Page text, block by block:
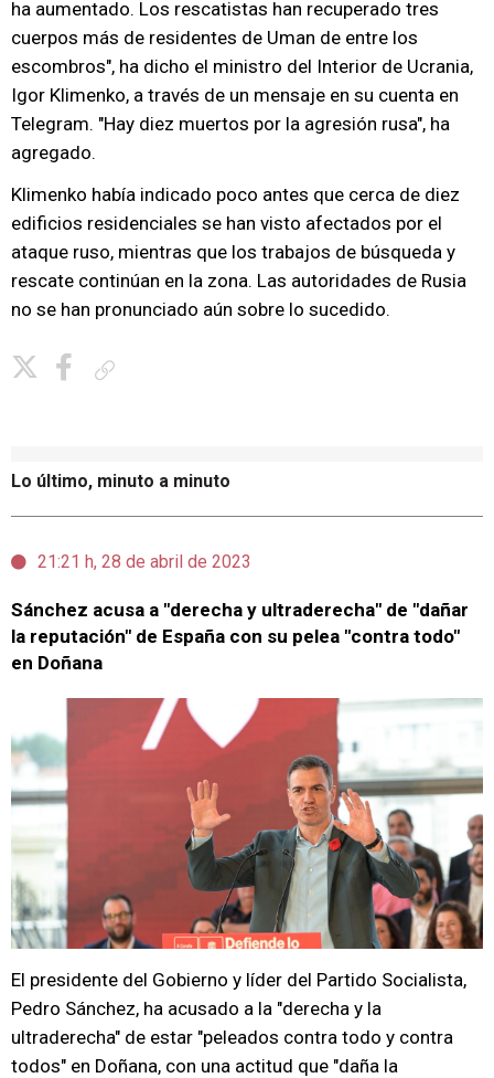
ha aumentado. Los rescatistas han recuperado tres
cuerpos más de residentes de Uman de entre los
escombros", ha dicho el ministro del Interior de Ucrania,
Igor Klimenko, a través de un mensaje en su cuenta en
Telegram. "Hay diez muertos por la agresión rusa", ha
agregado.
Klimenko había indicado poco antes que cerca de diez
edificios residenciales se han visto afectados por el
ataque ruso, mientras que los trabajos de búsqueda y
rescate continúan en la zona. Las autoridades de Rusia
no se han pronunciado aún sobre lo sucedido.
Lo último, minuto a minuto
21:21 h, 28 de abril de 2023
Sánchez acusa a "derecha y ultraderecha" de "dañar
la reputación" de España con su pelea "contra todo"
en Doñana
El presidente del Gobierno y líder del Partido Socialista,
Pedro Sánchez, ha acusado a la "derecha y la
ultraderecha" de estar "peleados contra todo y contra
todos" en Doñana, con una actitud que "daña la